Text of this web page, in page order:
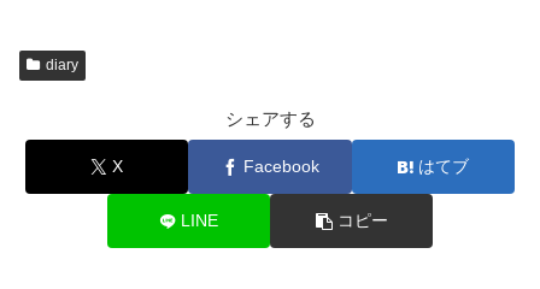
diary
シェアする
X Facebook はてブ
LINE コピー